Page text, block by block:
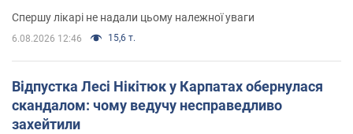
Спершу лікарі не надали цьому належної уваги
6.08.2026 12:46 15,6 т.
Відпустка Лесі Нікітюк у Карпатах обернулася
скандалом: чому ведучу несправедливо
захейтили